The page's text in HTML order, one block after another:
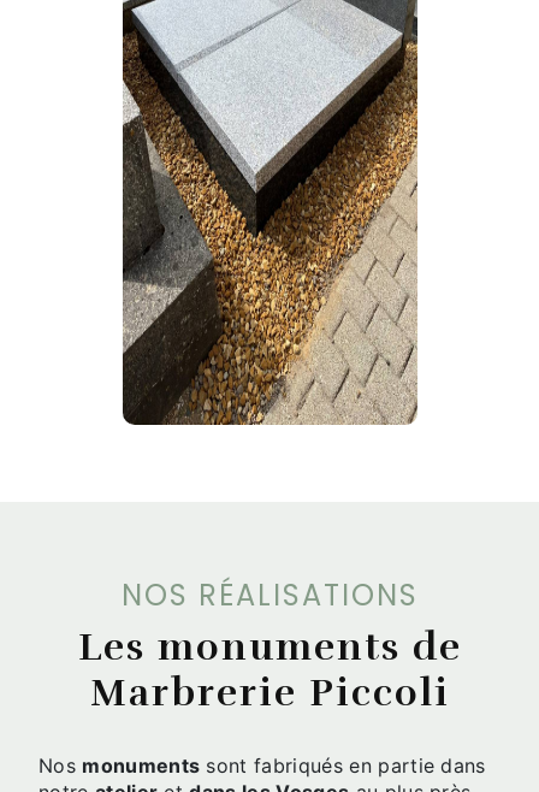
NOS RÉALISATIONS
Les monuments de
Marbrerie Piccoli
Nos monuments sont fabriqués en partie dans